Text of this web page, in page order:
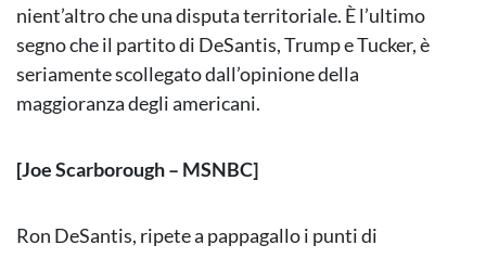
nient’altro che una disputa territoriale. È l’ultimo
segno che il partito di DeSantis, Trump e Tucker, è
seriamente scollegato dall’opinione della
maggioranza degli americani.
[Joe Scarborough – MSNBC]
Ron DeSantis, ripete a pappagallo i punti di